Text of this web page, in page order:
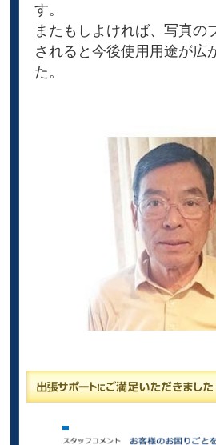
す。
またもしよければ、写真の
されると今後使用用途が広
た。